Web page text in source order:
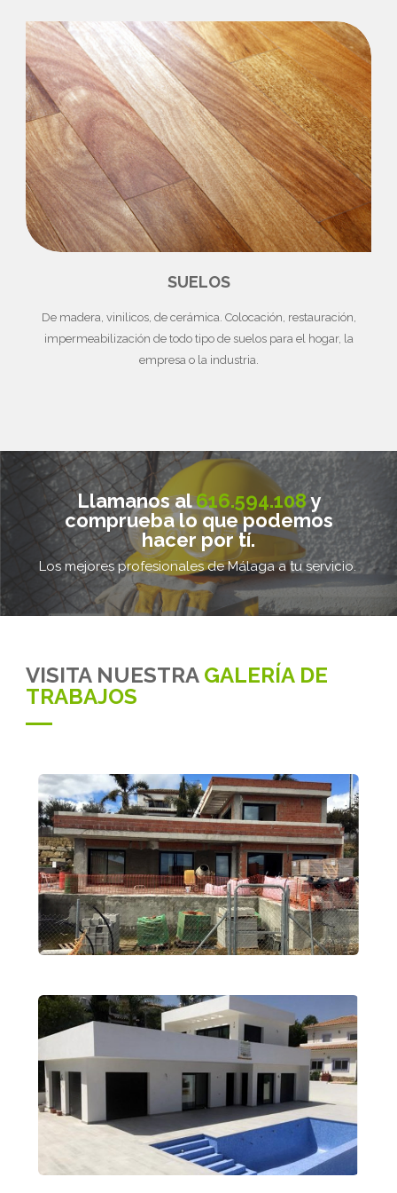
SUELOS
De madera, vinilicos, de cerámica. Colocación, restauración,
impermeabilización de todo tipo de suelos para el hogar, la
empresa o la industria.
Llamanos al616.594.108y
comprueba lo que podemos
hacer por tí.
Los mejores profesionales de Málaga a tu servicio.
VISITA NUESTRA GALERÍA DE
TRABAJOS